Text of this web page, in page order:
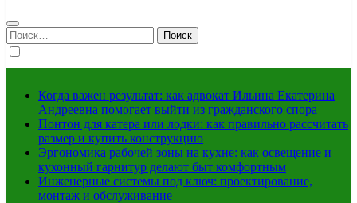
Найти:
Когда важен результат: как адвокат Ильина Екатерина
Андреевна помогает выйти из гражданского спора
Понтон для катера или лодки: как правильно рассчитать
размер и купить конструкцию
Эргономика рабочей зоны на кухне: как освещение и
кухонный гарнитур делают быт комфортным
Инженерные системы под ключ: проектирование,
монтаж и обслуживание